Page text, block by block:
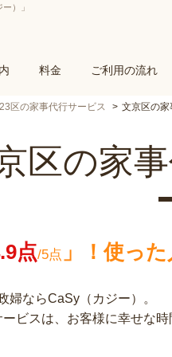
）」
料金 ご利用の流れ
区の家事代行サービス 文京区の家
区の家
点/5点 」！使った
婦ならCaSy（カジー）。
ビスは、お客様に幸せな